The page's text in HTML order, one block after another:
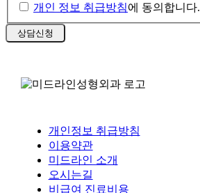
개인 정보 취급방침에 동의합니다.
개인정보 취급방침
이용약관
미드라인 소개
오시는길
비급여 진료비용